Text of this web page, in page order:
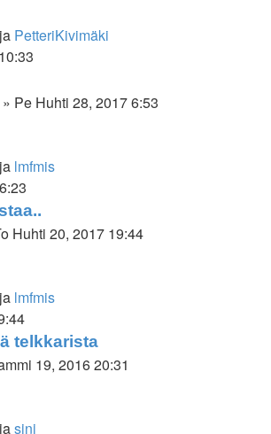
PetteriKivimäki
» Pe Huhti 28, 2017 6:53
lmfmis
Huhti 20, 2017 19:44
lmfmis
telkkarista
19, 2016 20:31
sini